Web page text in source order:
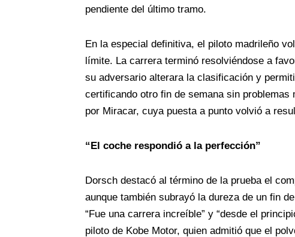
pendiente del último tramo.
En la especial definitiva, el piloto madrileño
límite. La carrera terminó resolviéndose a
su adversario alterara la clasificación y
certificando otro fin de semana sin
por Miracar, cuya puesta a punto volvió a
“El coche respondió a la perfección”
Dorsch destacó al término de la prueba el
aunque también subrayó la dureza de un fin
“Fue una carrera increíble” y “desde el
piloto de Kobe Motor, quien admitió que el